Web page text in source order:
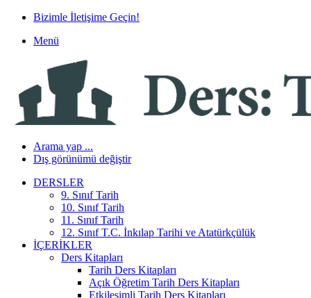
Bizimle İletişime Geçin!
Menü
Arama yap ...
Dış görünümü değiştir
DERSLER
9. Sınıf Tarih
10. Sınıf Tarih
11. Sınıf Tarih
12. Sınıf T.C. İnkılap Tarihi ve Atatürkçülük
İÇERIKLER
Ders Kitapları
Tarih Ders Kitapları
Açık Öğretim Tarih Ders Kitapları
Etkileşimli Tarih Ders Kitapları